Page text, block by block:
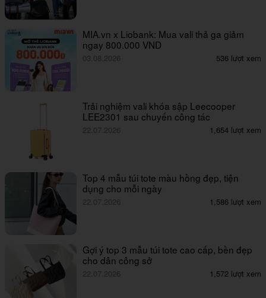
MIA.vn x Liobank: Mua vali thả ga giảm
ngay 800.000 VND
03.08.2026 536 lượt xem
Trải nghiệm vali khóa sập Leecooper
LEE2301 sau chuyến công tác
22.07.2026 1,654 lượt xem
Top 4 mẫu túi tote màu hồng đẹp, tiện
dụng cho mỗi ngày
22.07.2026 1,586 lượt xem
Gợi ý top 3 mẫu túi tote cao cấp, bền đẹp
cho dân công sở
22.07.2026 1,572 lượt xem